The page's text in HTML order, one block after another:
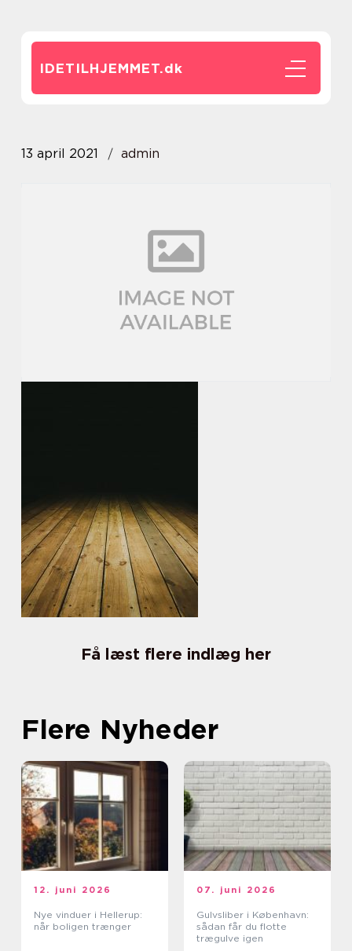
IDETILHJEMMET.dk
13 april 2021 admin
Få læst flere indlæg her
Flere Nyheder
12. juni 2026
Nye vinduer i Hellerup:
når boligen trænger
07. juni 2026
Gulvsliber i København:
sådan får du flotte
trægulve igen